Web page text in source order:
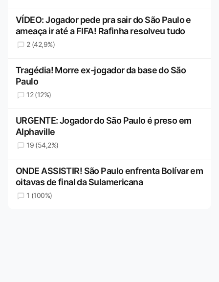
VÍDEO: Jogador pede pra sair do São Paulo e
ameaça ir até a FIFA! Rafinha resolveu tudo
2 (42,9%)
Tragédia! Morre ex-jogador da base do São
Paulo
12 (12%)
URGENTE: Jogador do São Paulo é preso em
Alphaville
19 (54,2%)
ONDE ASSISTIR! São Paulo enfrenta Bolívar em
oitavas de final da Sulamericana
1 (100%)